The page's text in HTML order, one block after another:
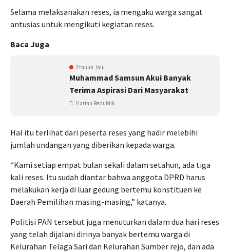
Selama melaksanakan reses, ia mengaku warga sangat
antusias untuk mengikuti kegiatan reses.
Baca Juga
2 tahun lalu
Muhammad Samsun Akui Banyak
Terima Aspirasi Dari Masyarakat
Harian Republik
Hal itu terlihat dari peserta reses yang hadir melebihi
jumlah undangan yang diberikan kepada warga.
“Kami setiap empat bulan sekali dalam setahun, ada tiga
kali reses. Itu sudah diantar bahwa anggota DPRD harus
melakukan kerja di luar gedung bertemu konstituen ke
Daerah Pemilihan masing-masing,” katanya.
Politisi PAN tersebut juga menuturkan dalam dua hari reses
yang telah dijalani dirinya banyak bertemu warga di
Kelurahan Telaga Sari dan Kelurahan Sumber rejo, dan ada